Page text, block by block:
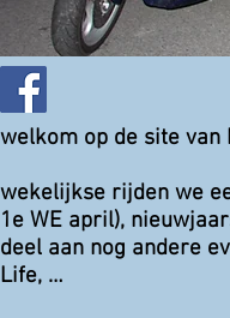
welkom op de site van
wekelijkse rijden we
1e WE april),
deel aan nog andere
Life, …